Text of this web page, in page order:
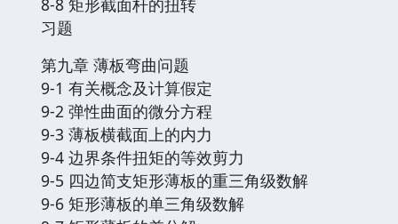
8-8 矩形截面杆的扭转
习题
第九章 薄板弯曲问题
9-1 有关概念及计算假定
9-2 弹性曲面的微分方程
9-3 薄板横截面上的内力
9-4 边界条件扭矩的等效剪力
9-5 四边简支矩形薄板的重三角级数解
9-6 矩形薄板的单三角级数解